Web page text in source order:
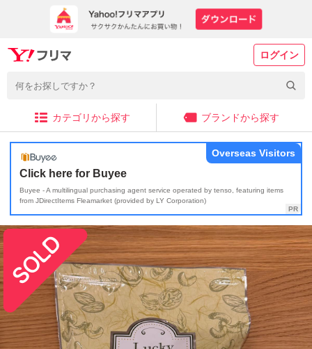
ログイン
カテゴリから探す ブランドから探す
Click here for Buyee
Buyee - A multilingual purchasing agent service operated by tenso, featuring items
from JDirectItems Fleamarket (provided by LY Corporation)
Overseas Visitors